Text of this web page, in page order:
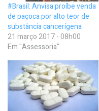
#Brasil: Anvisa proíbe venda
de paçoca por alto teor de
substância cancerígena
21 março 2017 - 08h00
Em "Assessoria"